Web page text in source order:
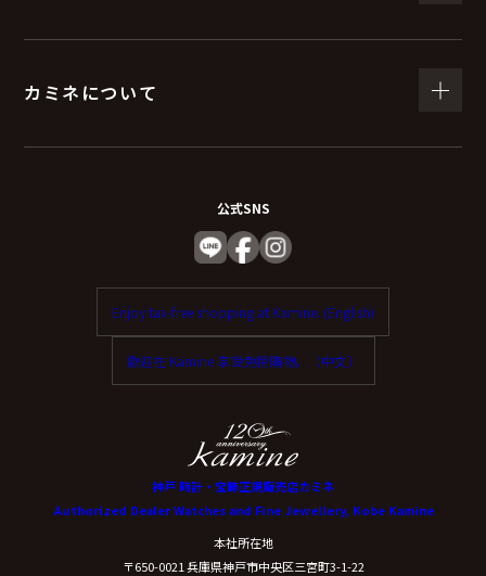
カミネについて
公式SNS
Enjoy tax-free shopping at Kamine. (English)
歡迎在 Kamine 享受免稅購物。（中文）
神戸 時計・宝飾正規販売店カミネ
Authorized Dealer Watches and Fine Jewellery, Kobe Kamine
本社所在地
〒650-0021 兵庫県神戸市中央区三宮町3-1-22